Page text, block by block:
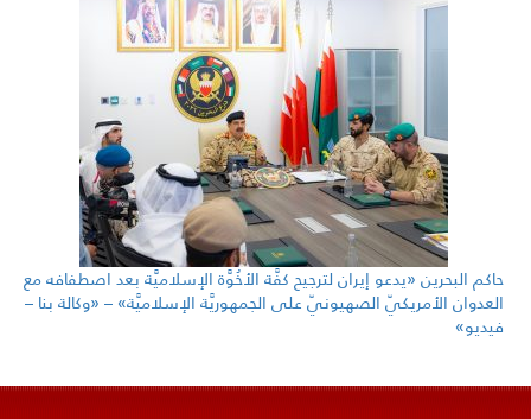
حاكم البحرين «يدعو إيران لترجيح كفَّة الأخُوَّة الإسلاميَّة بعد اصطفافه مع
العدوان الأمريكيّ الصهيونيّ على الجمهوريَّة الإسلاميَّة» – «وكالة بنا –
فيديو»